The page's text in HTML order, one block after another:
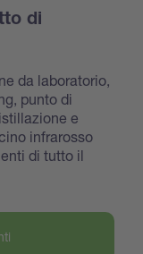
di
da laboratorio,
punto di
e
infrarosso
di tutto il